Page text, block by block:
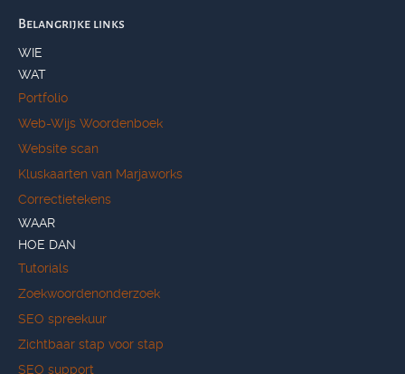
Belangrijke links
WIE
WAT
Portfolio
Web-Wijs Woordenboek
Website scan
Kluskaarten van Marjaworks
Correctietekens
WAAR
HOE DAN
Tutorials
Zoekwoordenonderzoek
SEO spreekuur
Zichtbaar stap voor stap
SEO support